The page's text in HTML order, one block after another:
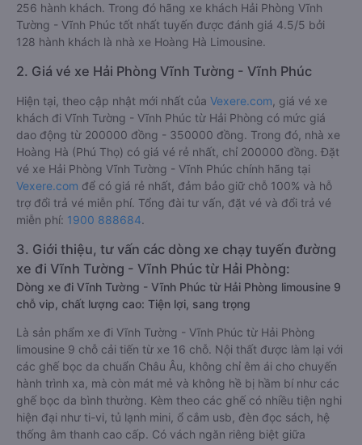
256 hành khách. Trong đó hãng xe khách Hải Phòng Vĩnh
Tường - Vĩnh Phúc tốt nhất tuyến được đánh giá 4.5/5 bởi
128 hành khách là nhà xe Hoàng Hà Limousine.
2. Giá vé xe Hải Phòng Vĩnh Tường - Vĩnh Phúc
Hiện tại, theo cập nhật mới nhất của Vexere.com , giá vé xe
khách đi Vĩnh Tường - Vĩnh Phúc từ Hải Phòng có mức giá
dao động từ 200000 đồng - 350000 đồng. Trong đó, nhà xe
Hoàng Hà (Phú Thọ) có giá vé rẻ nhất, chỉ 200000 đồng. Đặt
vé xe Hải Phòng Vĩnh Tường - Vĩnh Phúc chính hãng tại
Vexere.com để có giá rẻ nhất, đảm bảo giữ chỗ 100% và hỗ
trợ đổi trả vé miễn phí. Tổng đài tư vấn, đặt vé và đổi trả vé
miễn phí: 1900 888684.
3. Giới thiệu, tư vấn các dòng xe chạy tuyến đường
xe đi Vĩnh Tường - Vĩnh Phúc từ Hải Phòng:
Dòng xe đi Vĩnh Tường - Vĩnh Phúc từ Hải Phòng limousine 9
chỗ vip, chất lượng cao: Tiện lợi, sang trọng
Là sản phẩm xe đi Vĩnh Tường - Vĩnh Phúc từ Hải Phòng
limousine 9 chỗ cải tiến từ xe 16 chỗ. Nội thất được làm lại với
các ghế bọc da chuẩn Châu Âu, không chỉ êm ái cho chuyến
hành trình xa, mà còn mát mẻ và không hề bị hầm bí như các
ghế bọc da bình thường. Kèm theo các ghế có nhiều tiện nghi
hiện đại như ti-vi, tủ lạnh mini, ổ cắm usb, đèn đọc sách, hệ
thống âm thanh cao cấp. Có vách ngăn riêng biệt giữa